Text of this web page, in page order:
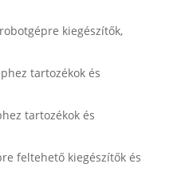
kiegészítők,
tartozékok és
tartozékok és
feltehető kiegészítők és